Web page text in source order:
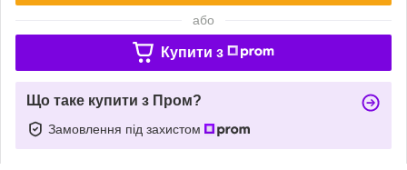
або
Купити з
Що таке купити з Пром?
Замовлення під захистом